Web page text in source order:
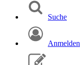
Suche
Anmelden